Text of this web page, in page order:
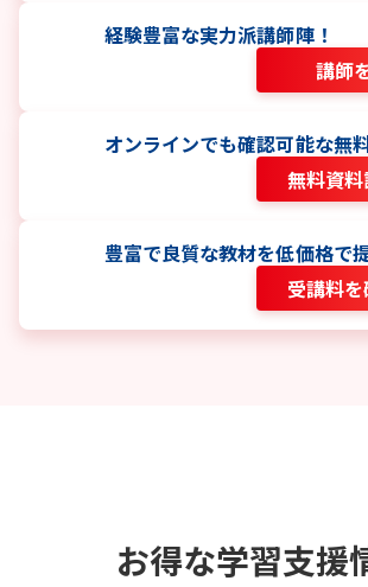
経験豊富な実力派講師陣！
講師
オンラインでも確認可能な無
無料資
豊富で良質な教材を低価格で
受講料
お得な学習支援